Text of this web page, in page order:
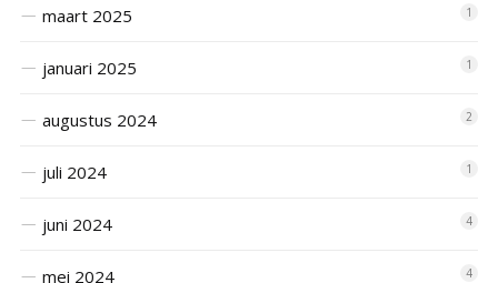
maart 2025 1
januari 2025 1
augustus 2024 2
juli 2024 1
juni 2024 4
mei 2024 4